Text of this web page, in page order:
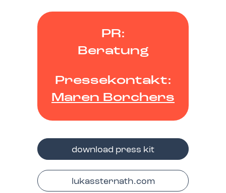
PR:
Beratung
Pressekontakt:
Maren Borchers
download press kit
lukassternath.com